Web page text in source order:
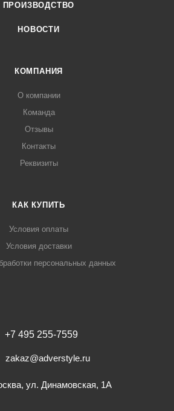
ПРОИЗВОДСТВО
НОВОСТИ
КОМПАНИЯ
О компании
Команда
Отзывы
Контакты
Реквизиты
КАК КУПИТЬ
Условия оплаты
Условия доставки
персональных данных
+7 495 255-7559
zakaz@adverstyle.ru
ул. Динамовская, 1А